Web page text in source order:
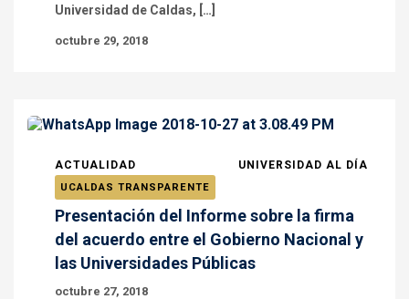
Universidad de Caldas, […]
octubre 29, 2018
ACTUALIDAD UNIVERSIDAD AL DÍA
UCALDAS TRANSPARENTE
Presentación del Informe sobre la firma
del acuerdo entre el Gobierno Nacional y
las Universidades Públicas
octubre 27, 2018